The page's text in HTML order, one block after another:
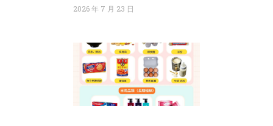
2026 年 7 月 23 日